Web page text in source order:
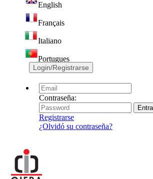
English
Français
Italiano
Portugues
Login/Registrarse
Contraseña:
Registrarse
¿Olvidó su contraseña?